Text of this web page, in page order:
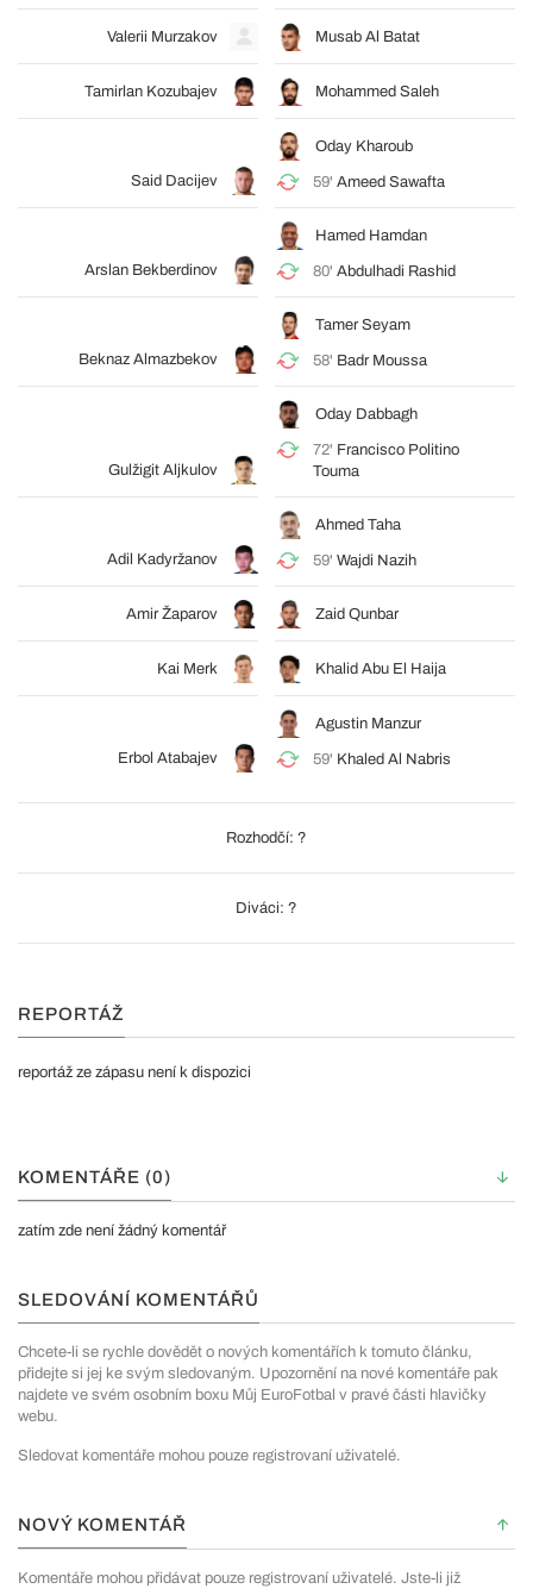
Valerii Murzakov Musab Al Batat
Tamirlan Kozubajev Mohammed Saleh
Said Dacijev
Oday Kharoub
59' Ameed Sawafta
Arslan Bekberdinov
Hamed Hamdan
80' Abdulhadi Rashid
Beknaz Almazbekov
Tamer Seyam
58' Badr Moussa
Gulžigit Aljkulov
Oday Dabbagh
72' Francisco Politino
Touma
Adil Kadyržanov
Ahmed Taha
59' Wajdi Nazih
Amir Žaparov Zaid Qunbar
Kai Merk Khalid Abu El Haija
Erbol Atabajev
Agustin Manzur
59' Khaled Al Nabris
Rozhodčí: ?
Diváci: ?
REPORTÁŽ
reportáž ze zápasu není k dispozici
KOMENTÁŘE (0)
zatím zde není žádný komentář
SLEDOVÁNÍ KOMENTÁŘŮ
Chcete-li se rychle dovědět o nových komentářích k tomuto článku,
přidejte si jej ke svým sledovaným. Upozornění na nové komentáře pak
najdete ve svém osobním boxu Můj EuroFotbal v pravé části hlavičky
webu.
Sledovat komentáře mohou pouze registrovaní uživatelé.
NOVÝ KOMENTÁŘ
Komentáře mohou přidávat pouze registrovaní uživatelé. Jste-li již